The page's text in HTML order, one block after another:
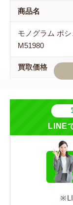
商品名
モノグラム ポ
M51980
買取価格
シリーズ
モノグラム
LINE